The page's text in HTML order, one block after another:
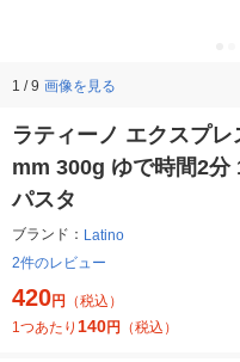
1 / 9 画像を見る
ラティーノ エクスプ
mm 300g ゆで時間2分
パスタ
ブランド： Latino
2件のレビュー
420円
（税込）
1つあたり 140円 （税込）